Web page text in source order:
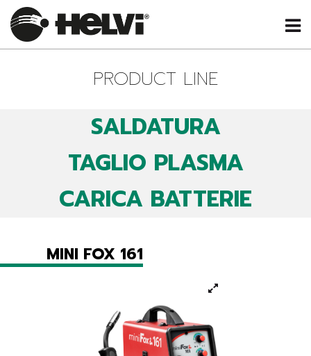
PRODUCT LINE
SALDATURA
TAGLIO PLASMA
CARICA BATTERIE
MINI FOX 161